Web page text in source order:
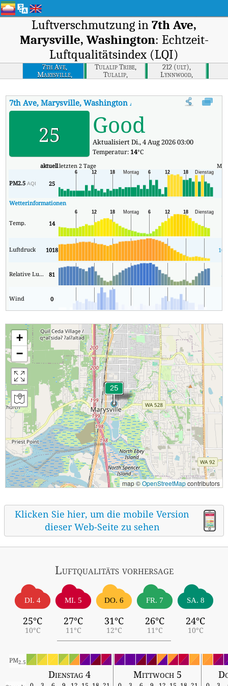
Luftverschmutzung in 7th Ave,
Marysville, Washington: Echtzeit-
Luftqualitätsindex (LQI)
7th Ave,
Marysville,
Washington
Tulalip Tribe,
Tulalip,
Washington
212 (ult),
Lynnwood,
Washington
7th Ave, Marysville, Washington AQI 7th Ave, Marysville,
25 Good
Aktualisiert Di., 4 Aug 2026 03:00
Temperatur: 14°C
aktuellletzten 2 Tage
PM2.5AQI 25
Wetterinformationen
Temp. 14
Luftdruck 1018
Relative Luftfeuchtigkeit 81 50
Wind 0
+
−
map ©OpenStreetMapcontributors
Klicken Sie hier, um die mobile Version
dieser Web-Seite zu sehen
Luftqualitäts vorhersage
DI. 4
25°C
10°C
MI. 5
27°C
11°C
DO. 6
31°C
12°C
FR. 7
26°C
11°C
SA. 8
24°C
10°C
PM2.5
Dienstag 4 Mittwoch 5